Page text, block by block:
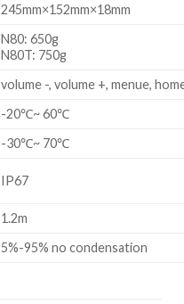
245mm×152mm×18mm
N80: 650g
N80T: 750g
volume -, volume +, menue,
-20℃~ 60℃
-30℃~ 70℃
IP67
1.2m
5%-95% no condensation